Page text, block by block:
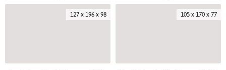
127 x 196 x 98 105 x 170 x 77